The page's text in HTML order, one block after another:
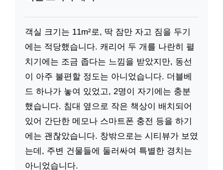
객실 크기는 11m²로, 딱 잠만 자고 짐을 두기
에는 적당했습니다. 캐리어 두 개를 나란히 펼
치기에는 조금 좁다는 느낌을 받았지만, 동선
이 아주 불편할 정도는 아니었습니다. 더블베
드 하나가 놓여 있었고, 2명이 자기에는 충분
했습니다. 침대 옆으로 작은 책상이 배치되어
있어 간단한 메모나 스마트폰 충전 등을 하기
에는 괜찮았습니다. 창밖으로는 시티뷰가 보였
는데, 주변 건물들에 둘러싸여 특별한 경치는
아니었습니다.